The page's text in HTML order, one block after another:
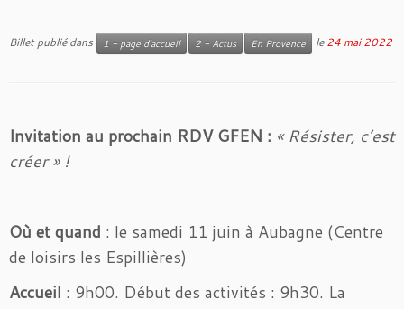
Billet publié dans 1 - page d'accueil 2 - Actus En Provence le24 mai 2022
Invitation au prochain RDV GFEN : « Résister, c’est
créer » !
Où et quand : le samedi 11 juin à Aubagne (Centre
de loisirs les Espillières)
Accueil : 9h00. Début des activités : 9h30. La